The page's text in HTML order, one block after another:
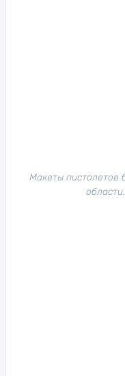
Макеты пистолетов